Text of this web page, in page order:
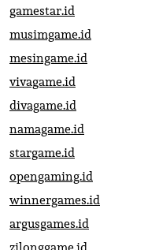
gamestar.id
musimgame.id
mesingame.id
vivagame.id
divagame.id
namagame.id
stargame.id
opengaming.id
winnergames.id
argusgames.id